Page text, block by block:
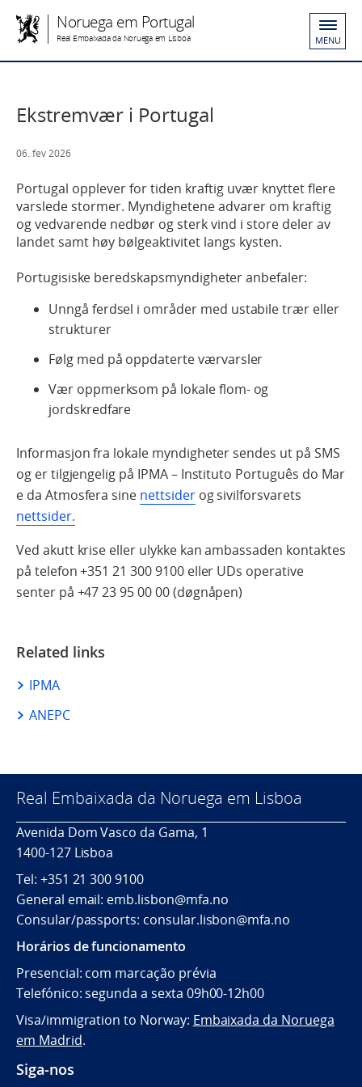
Noruega em Portugal
Real Embaixada da Noruega em Lisboa MENU
Ekstremvær i Portugal
06. fev 2026
Portugal opplever for tiden kraftig uvær knyttet flere
varslede stormer. Myndighetene advarer om kraftig
og vedvarende nedbør og sterk vind i store deler av
landet samt høy bølgeaktivitet langs kysten.
Portugisiske beredskapsmyndigheter anbefaler:
Unngå ferdsel i områder med ustabile trær eller
strukturer
Følg med på oppdaterte værvarsler
Vær oppmerksom på lokale flom- og
jordskredfare
Informasjon fra lokale myndigheter sendes ut på SMS
og er tilgjengelig på IPMA – Instituto Português do Mar
e da Atmosfera sine nettsiderog sivilforsvarets
nettsider.
Ved akutt krise eller ulykke kan ambassaden kontaktes
på telefon +351 21 300 9100 eller UDs operative
senter på +47 23 95 00 00 (døgnåpen)
Related links
IPMA
ANEPC
Real Embaixada da Noruega em Lisboa
Avenida Dom Vasco da Gama, 1
1400-127 Lisboa
Tel: +351 21 3009100
General email: emb.lisbon@mfa.no
Consular/passports: consular.lisbon@mfa.no
Horários de funcionamento
Presencial: com marcação prévia
Telefónico: segunda a sexta 09h00-12h00
Visa/immigration to Norway: Embaixada da Noruega
em Madrid.
Siga-nos